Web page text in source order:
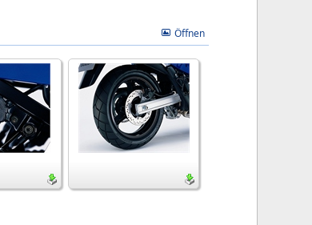
Öffnen